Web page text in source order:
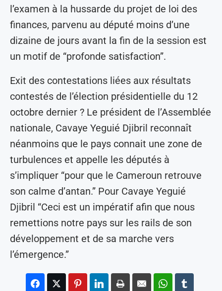
l’examen à la hussarde du projet de loi des
finances, parvenu au député moins d’une
dizaine de jours avant la fin de la session est
un motif de “profonde satisfaction”.
Exit des contestations liées aux résultats
contestés de l’élection présidentielle du 12
octobre dernier ? Le président de l’Assemblée
nationale, Cavaye Yeguié Djibril reconnaît
néanmoins que le pays connait une zone de
turbulences et appelle les députés à
s’impliquer “pour que le Cameroun retrouve
son calme d’antan.” Pour Cavaye Yeguié
Djibril “Ceci est un impératif afin que nous
remettions notre pays sur les rails de son
développement et de sa marche vers
l’émergence.”